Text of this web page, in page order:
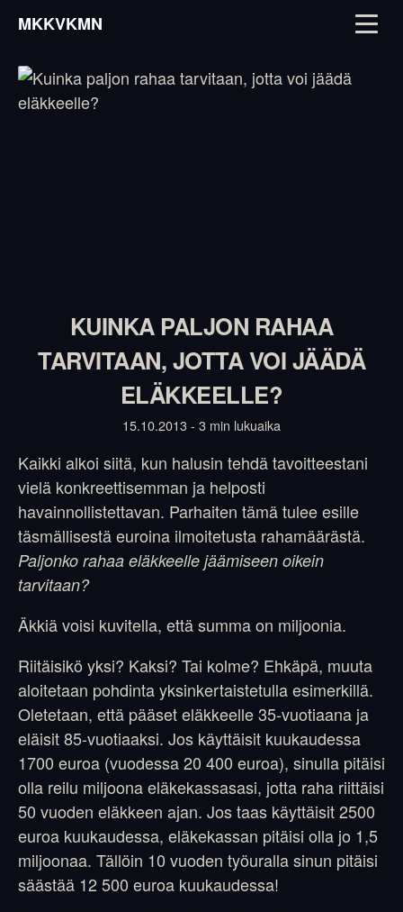
MKKVKMN
KUINKA PALJON RAHAA
TARVITAAN, JOTTA VOI JÄÄDÄ
ELÄKKEELLE?
15.10.2013 - 3 min lukuaika
Kaikki alkoi siitä, kun halusin tehdä tavoitteestani
vielä konkreettisemman ja helposti
havainnollistettavan. Parhaiten tämä tulee esille
täsmällisestä euroina ilmoitetusta rahamäärästä.
Paljonko rahaa eläkkeelle jäämiseen oikein
tarvitaan?
Äkkiä voisi kuvitella, että summa on miljoonia.
Riitäisikö yksi? Kaksi? Tai kolme? Ehkäpä, muuta
aloitetaan pohdinta yksinkertaistetulla esimerkillä.
Oletetaan, että pääset eläkkeelle 35-vuotiaana ja
eläisit 85-vuotiaaksi. Jos käyttäisit kuukaudessa
1700 euroa (vuodessa 20 400 euroa), sinulla pitäisi
olla reilu miljoona eläkekassasasi, jotta raha riittäisi
50 vuoden eläkkeen ajan. Jos taas käyttäisit 2500
euroa kuukaudessa, eläkekassan pitäisi olla jo 1,5
miljoonaa. Tällöin 10 vuoden työuralla sinun pitäisi
säästää 12 500 euroa kuukaudessa!